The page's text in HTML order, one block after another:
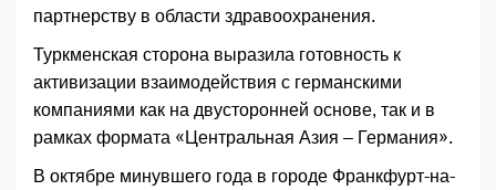
партнерству в области здравоохранения.
Туркменская сторона выразила готовность к
активизации взаимодействия с германскими
компаниями как на двусторонней основе, так и в
рамках формата «Центральная Азия – Германия».
В октябре минувшего года в городе Франкфурт-на-